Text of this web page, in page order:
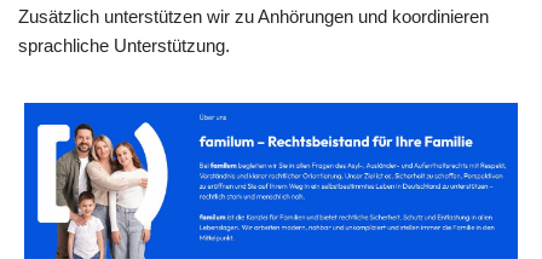
Zusätzlich unterstützen wir zu Anhörungen und koordinieren
sprachliche Unterstützung.